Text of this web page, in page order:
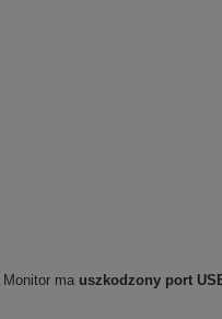
ma uszkodzony port